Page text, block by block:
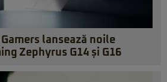
lansează noile
Zephyrus G14 și G16